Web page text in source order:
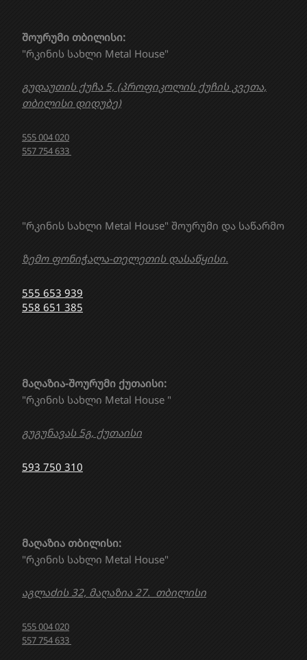
"რკინის სახლი Metal House" შოურუმი და საწარმო
ზემო ფონიჭალა-თელეთის დასაწყისი.
555 653 939
558 651 385
მაღაზია თბილისი:
"რკინის სახლი Metal House"
აგლაძის 32, მაღაზია 27. თბილისი
555 004 020
557 754 633
მაღაზია-შოურუმი ქუთაისი:
"რკინის სახლი Metal House "
გუგუნავას 5გ, ქუთაისი
593 750 310
შოურუმი თბილისი:
"რკინის სახლი Metal House"
გუდაუთის ქუჩა 5, (პროფიკოლის ქუჩის კვეთა,
თბილისი დიდუბე)
555 004 020
557 754 633